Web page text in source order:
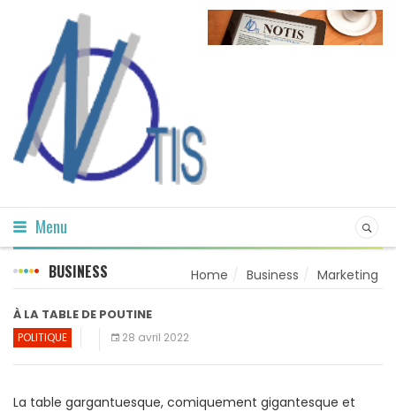
Menu
BUSINESS Home Business Marketing
À LA TABLE DE POUTINE
POLITIQUE 28 avril 2022
La table gargantuesque, comiquement gigantesque et